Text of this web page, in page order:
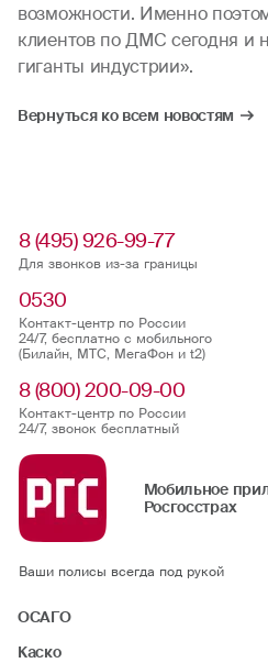
возможности. Именно
клиентов по ДМС сегодня и
гиганты индустрии».
Вернуться ко всем новостям
8 (495) 926-99-77
Для звонков из-за границы
0530
Контакт-центр по России
24/7, бесплатно с мобильного
(Билайн, МТС, МегаФон и t2)
8 (800) 200-09-00
Контакт-центр по России
24/7, звонок бесплатный
Мобильное
Росгосстрах
Ваши полисы всегда под рукой
ОСАГО
Каско